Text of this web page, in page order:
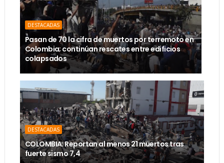
DESTACADAS
Pasan de 70 la cifra de muertos por terremoto en
Colombia; continúan rescates entre edificios
colapsados
DESTACADAS
COLOMBIA: Reportan al menos 21 muertos tras
fuerte sismo 7,4